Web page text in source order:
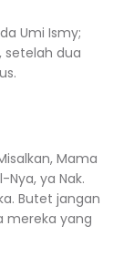
Umi Ismy;
setelah dua
Mama
ya Nak.
Butet jangan
mereka yang